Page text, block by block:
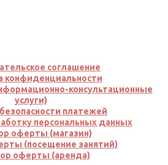
соглашение
конфиденциальности
консультационные
услуги)
сти платежей
персональных данных
оферты (магазин)
(посещение занятий)
оферты (аренда)